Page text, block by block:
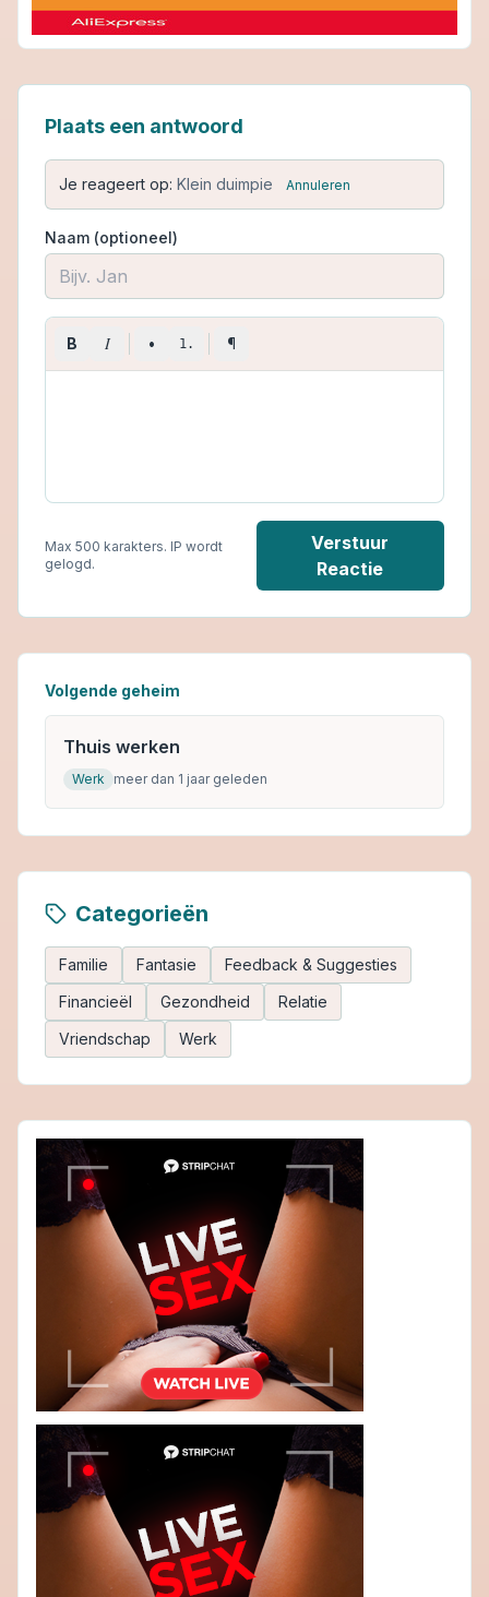
Plaats een antwoord
Je reageert op: Klein duimpie Annuleren
Naam (optioneel)
B I • 1. ¶
Max 500 karakters. IP wordt
gelogd.
Verstuur
Reactie
Volgende geheim
Thuis werken
Werk meer dan 1 jaar geleden
Categorieën
Familie Fantasie
Feedback & Suggesties
Financieël
Gezondheid
Relatie
Vriendschap
Werk